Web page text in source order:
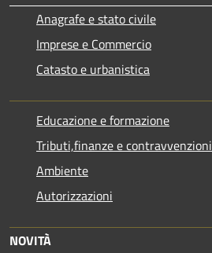
Anagrafe e stato civile
Imprese e Commercio
Catasto e urbanistica
Educazione e formazione
Tributi,finanze e contravvenzioni
Ambiente
Autorizzazioni
NOVITÀ